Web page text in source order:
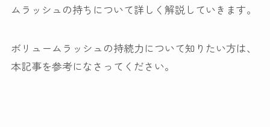
ムラッシュの持ちについて詳しく解説していきます。
ボリュームラッシュの持続力について知りたい方は、
本記事を参考になさってください。